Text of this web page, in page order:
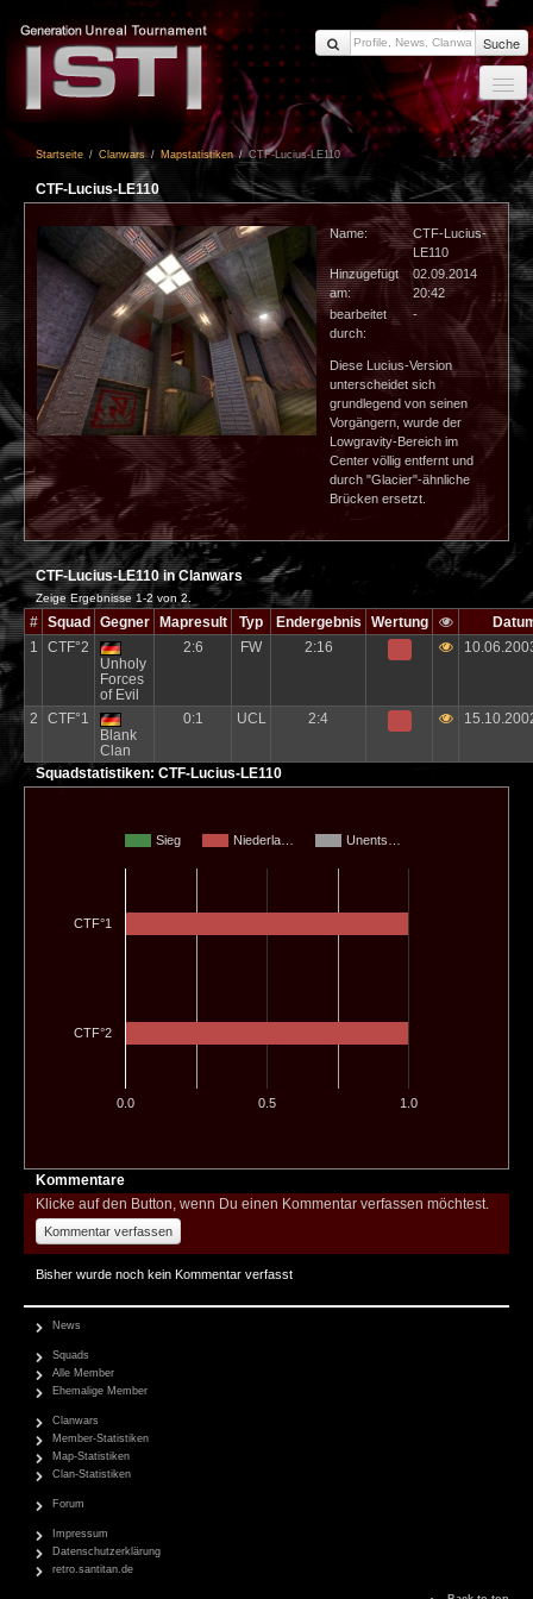
Suche
Startseite
Members
Clanwars
Forum
Impressum
Login
Startseite / Clanwars / Mapstatistiken / CTF-Lucius-LE110
CTF-Lucius-LE110
Name:
CTF-Lucius-
LE110
Hinzugefügt
am:
02.09.2014
20:42
bearbeitet
durch:
-
Diese Lucius-Version
unterscheidet sich
grundlegend von seinen
Vorgängern, wurde der
Lowgravity-Bereich im
Center völlig entfernt und
durch "Glacier"-ähnliche
Brücken ersetzt.
CTF-Lucius-LE110 in Clanwars
Zeige Ergebnisse 1-2 von 2.
# Squad Gegner Mapresult Typ Endergebnis Wertung
1
CTF°2
Unholy
Forces
of Evil
2:6 FW 2:16
2
CTF°1
Blank
Clan
0:1 UCL 2:4
Squadstatistiken: CTF-Lucius-LE110
Sieg Niederla… Unents…
0.0 0.5 1.0
CTF°1
CTF°2
Kommentare
Klicke auf den Button, wenn Du einen Kommentar verfassen möchtest.
Kommentar verfassen
Bisher wurde noch kein Kommentar verfasst
News
Squads
Alle Member
Ehemalige Member
Clanwars
Member-Statistiken
Map-Statistiken
Clan-Statistiken
Forum
Impressum
Datenschutzerklärung
retro.santitan.de